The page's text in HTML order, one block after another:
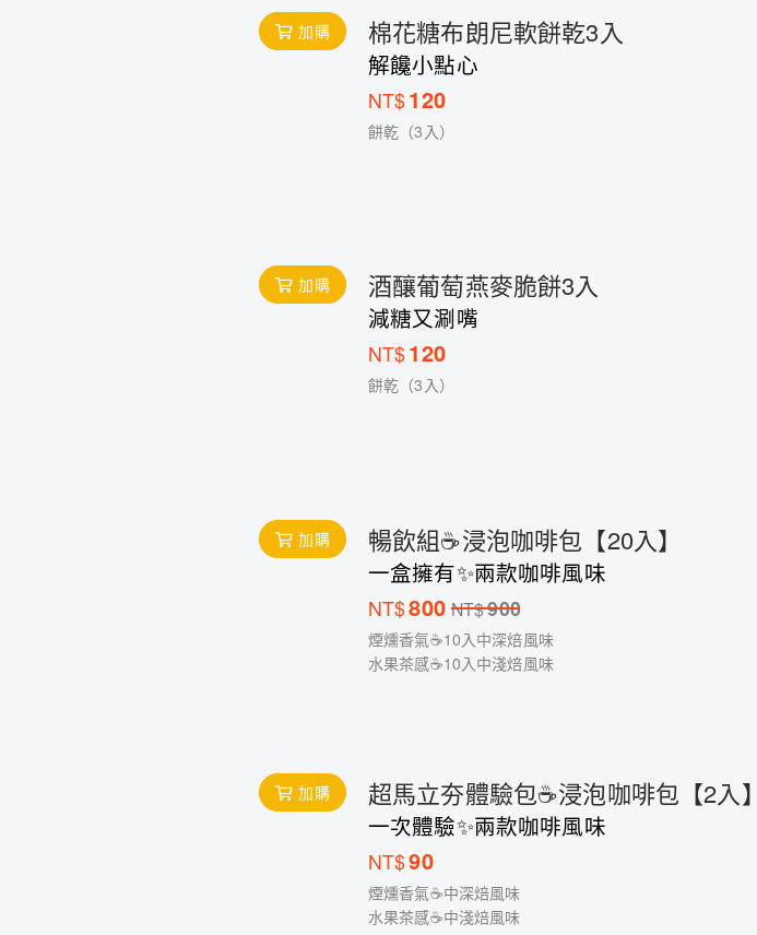
棉花糖布朗尼軟餅乾3入
解饞小點心
NT$120
餅乾（3入）
加購
酒釀葡萄燕麥脆餅3入
減糖又涮嘴
NT$120
餅乾（3入）
加購
暢飲組☕️浸泡咖啡包【20入】
一盒擁有✨兩款咖啡風味
NT$800 NT$900
煙燻香氣☕️10入中深焙風味
水果茶感☕️10入中淺焙風味
加購
超馬立夯體驗包☕️浸泡咖啡包【2入】
一次體驗✨兩款咖啡風味
NT$90
煙燻香氣☕️中深焙風味
水果茶感☕️中淺焙風味
加購